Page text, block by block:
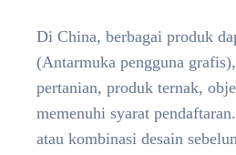
Di China, berbagai produk
(Antarmuka pengguna
pertanian, produk ternak,
memenuhi syarat
atau kombinasi desain